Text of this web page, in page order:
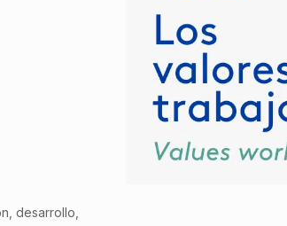
desarrollo,